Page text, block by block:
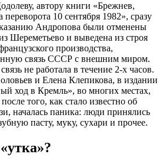
автору книги «Брежнев,
10 сентября 1982», сразу
Андропова были отменены
Шереметьево и выведена из строя
производства,
связь СССР с внешним миром.
не работала в течение 2-х часов.
и Елена Клепикова, в издании
ход в Кремль», во многих местах,
того, как стало известно об
началась паника: люди принялись
пасту, муку, сухари и прочее.